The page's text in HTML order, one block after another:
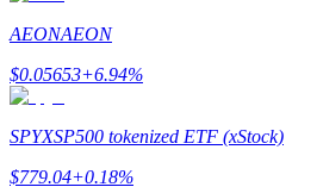
AEONAEON
$0.05653+6.94%
SPYXSP500 tokenized ETF (xStock)
$779.04+0.18%